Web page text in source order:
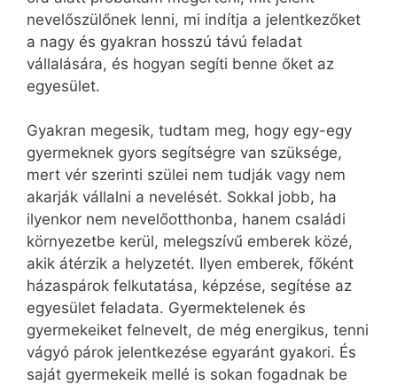
nevelőszülőnek lenni, mi indítja a jelentkezőket
a nagy és gyakran hosszú távú feladat
vállalására, és hogyan segíti benne őket az
egyesület.
Gyakran megesik, tudtam meg, hogy egy-egy
gyermeknek gyors segítségre van szüksége,
mert vér szerinti szülei nem tudják vagy nem
akarják vállalni a nevelését. Sokkal jobb, ha
ilyenkor nem nevelőotthonba, hanem családi
környezetbe kerül, melegszívű emberek közé,
akik átérzik a helyzetét. Ilyen emberek, főként
házaspárok felkutatása, képzése, segítése az
egyesület feladata. Gyermektelenek és
gyermekeiket felnevelt, de még energikus, tenni
vágyó párok jelentkezése egyaránt gyakori. És
saját gyermekeik mellé is sokan fogadnak be